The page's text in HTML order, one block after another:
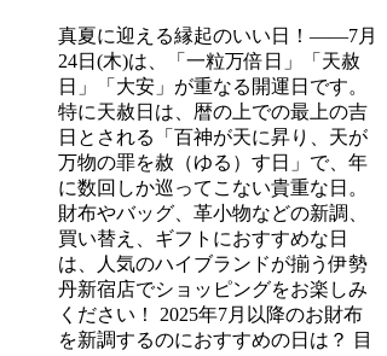
真夏に迎える縁起のいい日！――7月
24日(木)は、「一粒万倍日」「天赦
日」「大安」が重なる開運日です。
特に天赦日は、暦の上での最上の吉
日とされる「百神が天に昇り、天が
万物の罪を赦（ゆる）す日」で、年
に数回しか巡ってこない貴重な日。
財布やバッグ、革小物などの新調、
買い替え、ギフトにおすすめな日
は、人気のハイブランドが揃う伊勢
丹新宿店でショッピングをお楽しみ
ください！ 2025年7月以降のお財布
を新調するのにおすすめの日は？ 目